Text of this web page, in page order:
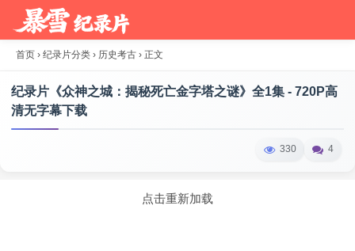
首页 › 纪录片分类 › 历史考古 › 正文
纪录片《众神之城：揭秘死亡金字塔之谜》全1集 - 720P高
清无字幕下载
330 4
点击重新加载